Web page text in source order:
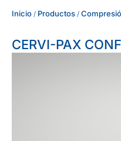
Inicio / Productos /
CERVI-PAX